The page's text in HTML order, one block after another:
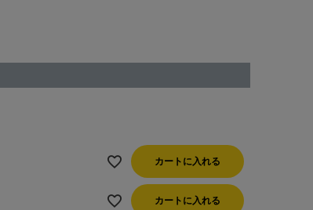
カートに入れる
カートに入れる